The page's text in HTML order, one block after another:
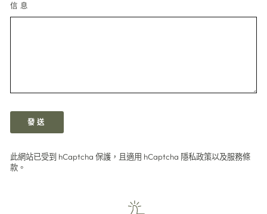
信息
發
發送
此網站已受到 hCaptcha 保護，且適用 hCaptcha 隱私政策以及服務條
款 。